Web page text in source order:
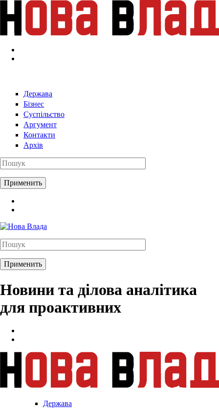
Перейти к основному содержанию
Держава
Бізнес
Суспільство
Аргумент
Контакти
Архів
Новини та ділова аналітика
для проактивних
Держава